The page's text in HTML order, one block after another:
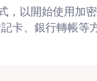
，以開始使用加
卡、銀行轉帳等